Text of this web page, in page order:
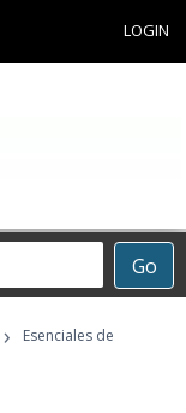
LOGIN
Go
›
Esenciales de